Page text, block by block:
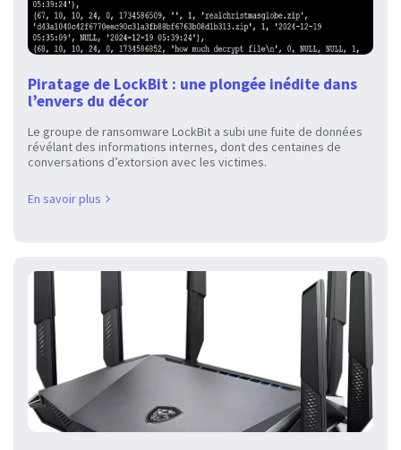
Piratage de LockBit : une plongée inédite dans
l’envers du décor
Le groupe de ransomware LockBit a subi une fuite de données
révélant des informations internes, dont des centaines de
conversations d’extorsion avec les victimes.
En savoir plus